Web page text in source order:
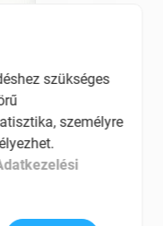
szükséges
személyre